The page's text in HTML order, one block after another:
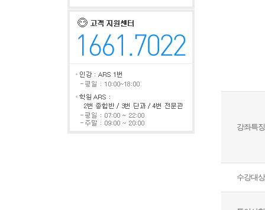
강좌특징
수강대상